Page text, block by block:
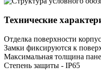
Технические
Отделка поверхности
Замки фиксируются к
Максимальная толщина
Степень защиты - IP65